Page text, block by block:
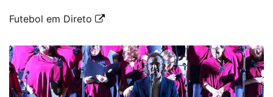
Futebol em Direto